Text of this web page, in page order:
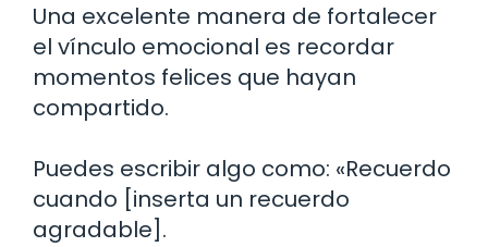
Una excelente manera de fortalecer
el vínculo emocional es recordar
momentos felices que hayan
compartido.
Puedes escribir algo como: «Recuerdo
cuando [inserta un recuerdo
agradable].